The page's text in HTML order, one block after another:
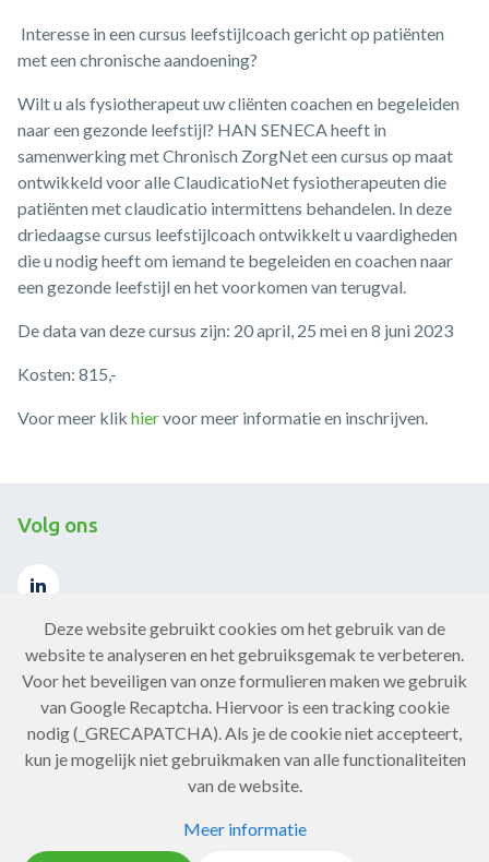
Interesse in een cursus leefstijlcoach gericht op patiënten
met een chronische aandoening?
Wilt u als fysiotherapeut uw cliënten coachen en begeleiden
naar een gezonde leefstijl? HAN SENECA heeft in
samenwerking met Chronisch ZorgNet een cursus op maat
ontwikkeld voor alle ClaudicatioNet fysiotherapeuten die
patiënten met claudicatio intermittens behandelen. In deze
driedaagse cursus leefstijlcoach ontwikkelt u vaardigheden
die u nodig heeft om iemand te begeleiden en coachen naar
een gezonde leefstijl en het voorkomen van terugval.
De data van deze cursus zijn: 20 april, 25 mei en 8 juni 2023
Kosten: 815,-
Voor meer klik hiervoor meer informatie en inschrijven.
Volg ons
Contact
Neem contact op
Copyright Chronisch ZorgNet 2026
Deze website gebruikt cookies om het gebruik van de
website te analyseren en het gebruiksgemak te verbeteren.
Voor het beveiligen van onze formulieren maken we gebruik
van Google Recaptcha. Hiervoor is een tracking cookie
nodig (_GRECAPATCHA). Als je de cookie niet accepteert,
kun je mogelijk niet gebruikmaken van alle functionaliteiten
van de website.
Meer informatie